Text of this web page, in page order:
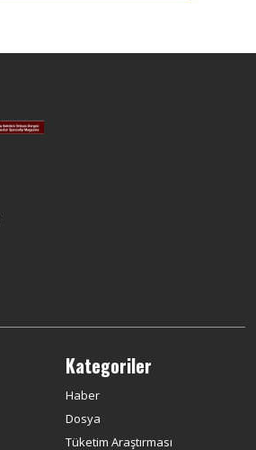
Kategoriler
Haber
Dosya
Tüketim Araştırması